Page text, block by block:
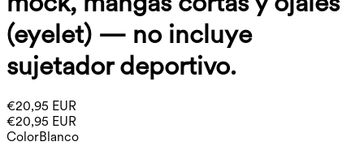
(eyelet) — no incluye
sujetador deportivo.
€20,95 EUR
€20,95 EUR
ColorBlanco